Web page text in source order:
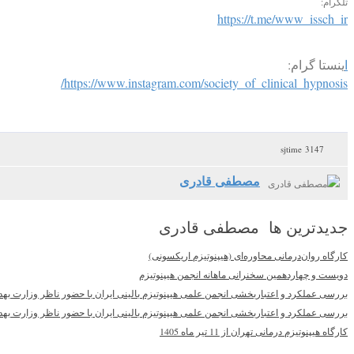
https://t.me/www_issch_ir
اینستا گرام:
https://www.instagram.com/society_of_clinical_hypnosis/
3147 sjtime
مصطفی قادری
جدیدترین ها مصطفی قادری
کارگاه روان‌درمانی محاوره‌ای (هیپنوتیزم اریکسونی)
دویست و چهاردهمین سخنرانی ماهانه انجمن هیپنوتیزم
بررسی عملکرد و اعتباربخشی انجمن علمی هیپنوتیزم بالینی ایران با حضور ناظر وزارت
بررسی عملکرد و اعتباربخشی انجمن علمی هیپنوتیزم بالینی ایران با حضور ناظر وزارت
کارگاه هیپنوتیزم درمانی تهران از 11 تیر ماه 1405